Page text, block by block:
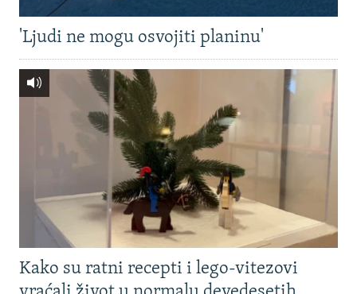
'Ljudi ne mogu osvojiti planinu'
Kako su ratni recepti i lego-vitezovi